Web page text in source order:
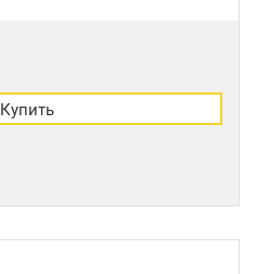
Купить